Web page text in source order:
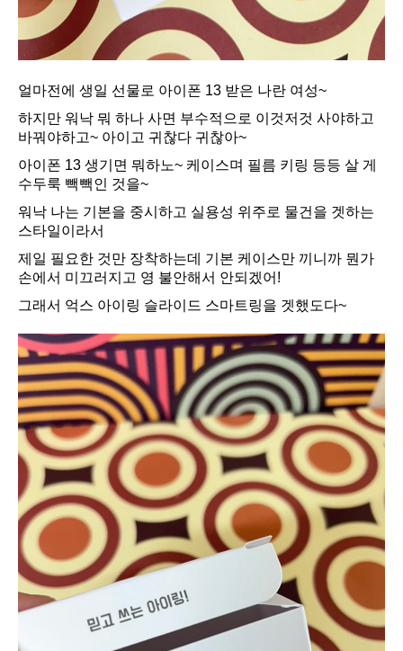
얼마전에 생일 선물로 아이폰 13 받은 나란 여성~
하지만 워낙 뭐 하나 사면 부수적으로 이것저것 사야하고
바꿔야하고~ 아이고 귀찮다 귀찮아~
아이폰 13 생기면 뭐하노~ 케이스며 필름 키링 등등 살 게
수두룩 빽빽인 것을~
워낙 나는 기본을 중시하고 실용성 위주로 물건을 겟하는
스타일이라서
제일 필요한 것만 장착하는데 기본 케이스만 끼니까 뭔가
손에서 미끄러지고 영 불안해서 안되겠어!
그래서 억스 아이링 슬라이드 스마트링을 겟했도다~